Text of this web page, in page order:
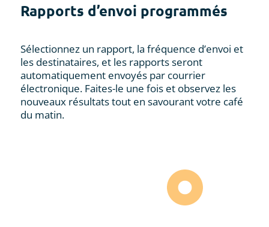
Rapports d’envoi programmés
Sélectionnez un rapport, la fréquence d’envoi et
les destinataires, et les rapports seront
automatiquement envoyés par courrier
électronique. Faites-le une fois et observez les
nouveaux résultats tout en savourant votre café
du matin.